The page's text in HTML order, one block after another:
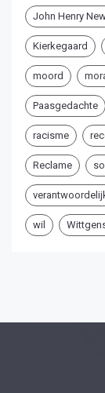
John Henry
Kierkegaard
moord
Paasgedachte
racisme
Reclame
wil